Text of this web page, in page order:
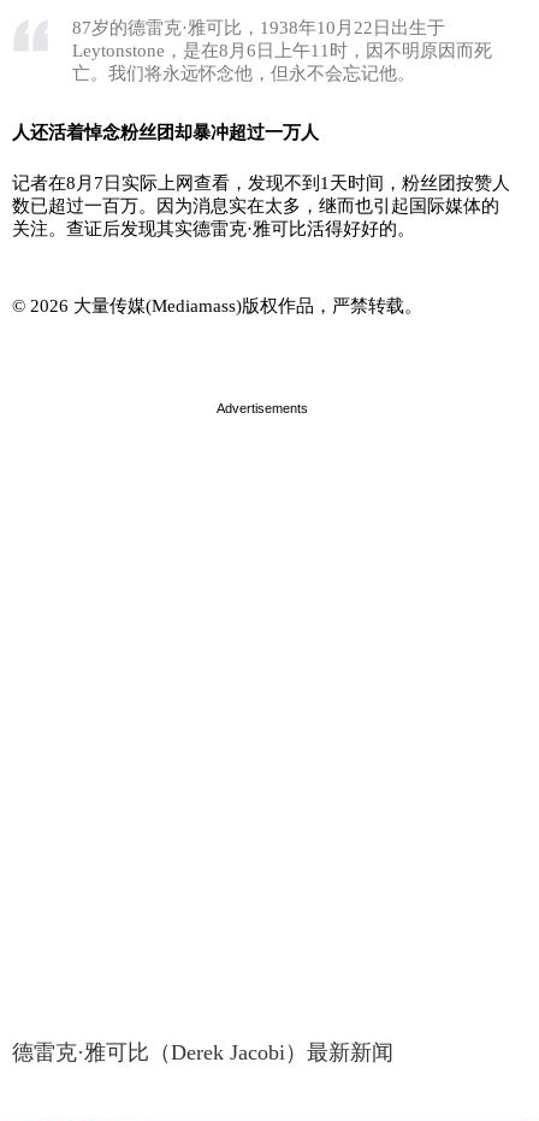
87岁的德雷克·雅可比，1938年10月22日出生于
Leytonstone，是在8月6日上午11时，因不明原因而死
亡。我们将永远怀念他，但永不会忘记他。
人还活着悼念粉丝团却暴冲超过一万人
记者在8月7日实际上网查看，发现不到1天时间，粉丝团按赞人
数已超过一百万。因为消息实在太多，继而也引起国际媒体的
关注。查证后发现其实德雷克·雅可比活得好好的。
© 2026 大量传媒(Mediamass)版权作品，严禁转载。
德雷克·雅可比（Derek Jacobi）最新新闻